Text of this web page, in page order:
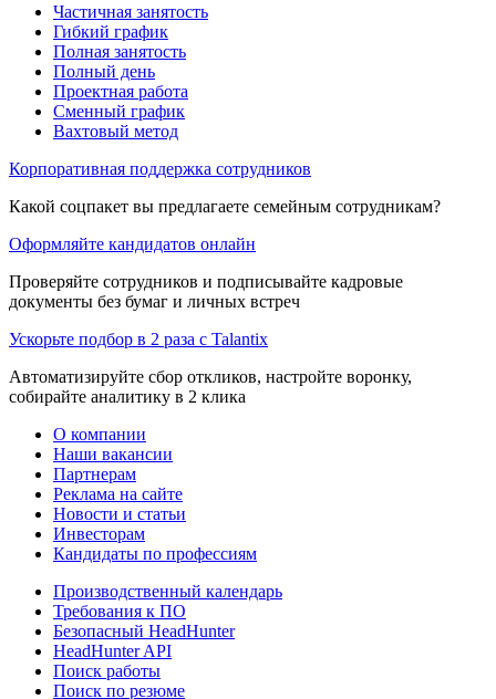
Частичная занятость
Гибкий график
Полная занятость
Полный день
Проектная работа
Сменный график
Вахтовый метод
Корпоративная поддержка сотрудников
Какой соцпакет вы предлагаете семейным сотрудникам?
Оформляйте кандидатов онлайн
Проверяйте сотрудников и подписывайте кадровые
документы без бумаг и личных встреч
Ускорьте подбор в 2 раза с Talantix
Автоматизируйте сбор откликов, настройте воронку,
собирайте аналитику в 2 клика
О компании
Наши вакансии
Партнерам
Реклама на сайте
Новости и статьи
Инвесторам
Кандидаты по профессиям
Производственный календарь
Требования к ПО
Безопасный HeadHunter
HeadHunter API
Поиск работы
Поиск по резюме